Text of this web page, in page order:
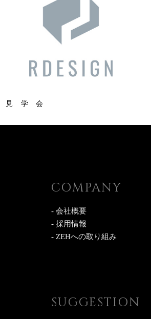
見 学 会
COMPANY
- 会社概要
- 採用情報
- ZEHへの取り組み
SUGGESTION